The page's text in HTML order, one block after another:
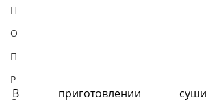
Н
О
П
Р
В приготовлении суши